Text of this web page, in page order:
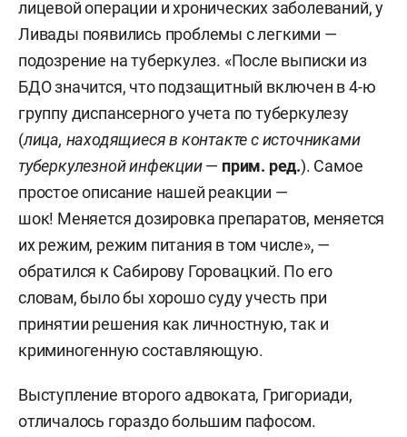
лицевой операции и хронических заболеваний, у
Ливады появились проблемы с легкими —
подозрение на туберкулез. «После выписки из
БДО значится, что подзащитный включен в 4-ю
группу диспансерного учета по туберкулезу
(лица, находящиеся в контакте с источниками
туберкулезной инфекции— прим. ред.). Самое
простое описание нашей реакции —
шок! Меняется дозировка препаратов, меняется
их режим, режим питания в том числе», —
обратился к Сабирову Горовацкий. По его
словам, было бы хорошо суду учесть при
принятии решения как личностную, так и
криминогенную составляющую.
Выступление второго адвоката, Григориади,
отличалось гораздо большим пафосом.